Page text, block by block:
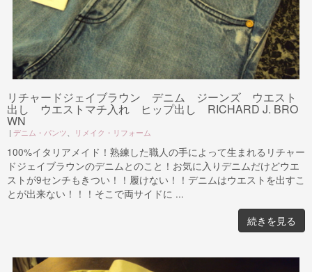
リチャードジェイブラウン デニム ジーンズ ウエスト
出し ウエストマチ入れ ヒップ出し RICHARD J. BRO
WN
| デニム・パンツ、 リメイク・リフォーム
100%イタリアメイド！熟練した職人の手によって生まれるリチャー
ドジェイブラウンのデニムとのこと！お気に入りデニムだけどウエ
ストが9センチもきつい！！履けない！！デニムはウエストを出すこ
とが出来ない！！！そこで両サイドに ...
続きを見る